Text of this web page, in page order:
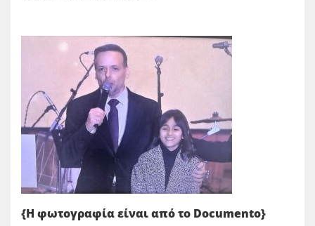
{Η φωτογραφία είναι από το Documento}